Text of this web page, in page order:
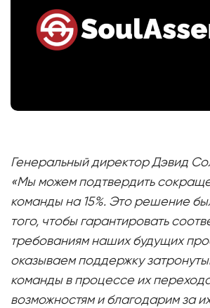
Генеральный директор Дэвид
«Мы можем подтвердить
команды на 15%. Это решение
того, чтобы гарантировать
требованиям наших будущих
оказываем поддержку
команды в процессе их
возможностям и благодарим за